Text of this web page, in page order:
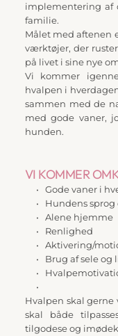
implementering af
familie.
Målet med aftenen
værktøjer, der
på livet i sine nye
Vi kommer
hvalpen i
sammen med de
med gode vaner,
hunden.
VI KOMMER
Gode vaner i
Hundens sprog
Alene hjemme
Renlighed
Aktivering/
Brug af sele og
Hvalpen skal
skal både
tilgodese og